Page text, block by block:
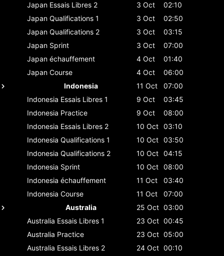
Japan Essais Libres 2 3 Oct
02:10
Japan Qualifications 1 3 Oct
02:50
Japan Qualifications 2 3 Oct
03:15
Japan Sprint 3 Oct
07:00
Japan échauffement 4 Oct
01:40
Japan Course 4 Oct
06:00
Indonesia
11 Oct
07:00
Indonesia Essais Libres 1 9 Oct
03:45
Indonesia Practice 9 Oct
08:00
Indonesia Essais Libres 2 10 Oct 03:10
Indonesia Qualifications 1 10 Oct 03:50
Indonesia Qualifications 2 10 Oct 04:15
Indonesia Sprint 10 Oct 08:00
Indonesia échauffement 11 Oct
03:40
Indonesia Course 11 Oct
07:00
Australia
25 Oct 03:00
Australia Essais Libres 1 23 Oct 00:45
Australia Practice 23 Oct 05:00
Australia Essais Libres 2 24 Oct 00:10